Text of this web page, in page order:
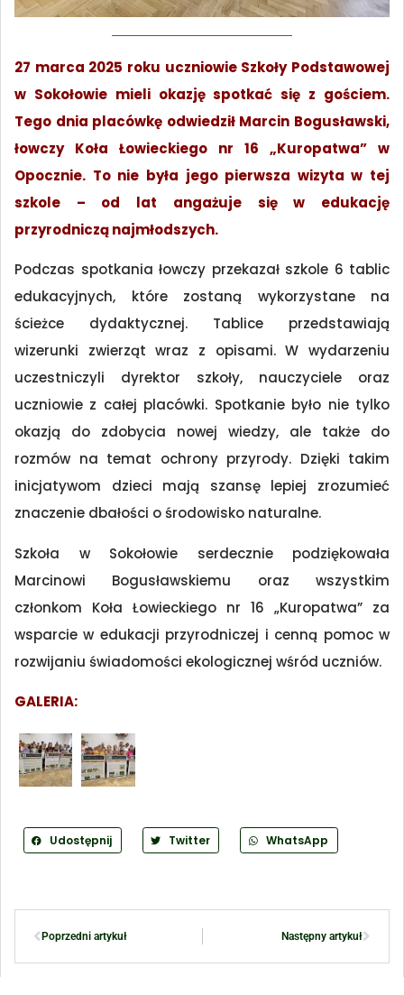
27 marca 2025 roku uczniowie Szkoły Podstawowej
w Sokołowie mieli okazję spotkać się z gościem.
Tego dnia placówkę odwiedził Marcin Bogusławski,
łowczy Koła Łowieckiego nr 16 „Kuropatwa” w
Opocznie. To nie była jego pierwsza wizyta w tej
szkole – od lat angażuje się w edukację
przyrodniczą najmłodszych.
Podczas spotkania łowczy przekazał szkole 6 tablic
edukacyjnych, które zostaną wykorzystane na
ścieżce dydaktycznej. Tablice przedstawiają
wizerunki zwierząt wraz z opisami. W wydarzeniu
uczestniczyli dyrektor szkoły, nauczyciele oraz
uczniowie z całej placówki. Spotkanie było nie tylko
okazją do zdobycia nowej wiedzy, ale także do
rozmów na temat ochrony przyrody. Dzięki takim
inicjatywom dzieci mają szansę lepiej zrozumieć
znaczenie dbałości o środowisko naturalne.
Szkoła w Sokołowie serdecznie podziękowała
Marcinowi Bogusławskiemu oraz wszystkim
członkom Koła Łowieckiego nr 16 „Kuropatwa” za
wsparcie w edukacji przyrodniczej i cenną pomoc w
rozwijaniu świadomości ekologicznej wśród uczniów.
GALERIA:
Udostępnij Twitter WhatsApp
Poprzedni artykuł Następny artykuł